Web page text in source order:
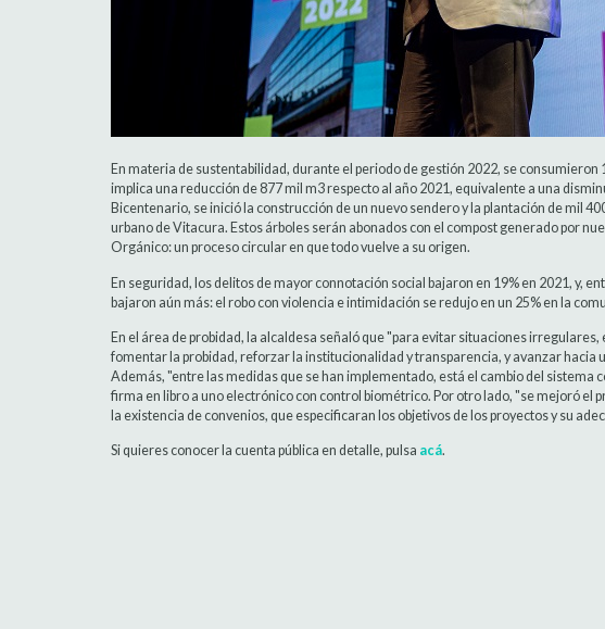
En materia de sustentabilidad, durante el periodo de gestión 2022, se consumieron
implica una reducción de 877 mil m3 respecto al año 2021, equivalente a una
Bicentenario, se inició la construcción de un nuevo sendero y la plantación de mil
urbano de Vitacura. Estos árboles serán abonados con el compost generado por
Orgánico: un proceso circular en que todo vuelve a su origen.
En seguridad, los delitos de mayor connotación social bajaron en 19% en 2021, y,
bajaron aún más: el robo con violencia e intimidación se redujo en un 25% en la
En el área de probidad, la alcaldesa señaló que "para evitar situaciones
fomentar la probidad, reforzar la institucionalidad y transparencia, y avanzar hacia
Además, "entre las medidas que se han implementado, está el cambio del sistema
firma en libro a uno electrónico con control biométrico. Por otro lado, "se mejoró el
la existencia de convenios, que especificaran los objetivos de los proyectos y su
Si quieres conocer la cuenta pública en detalle, pulsa acá.